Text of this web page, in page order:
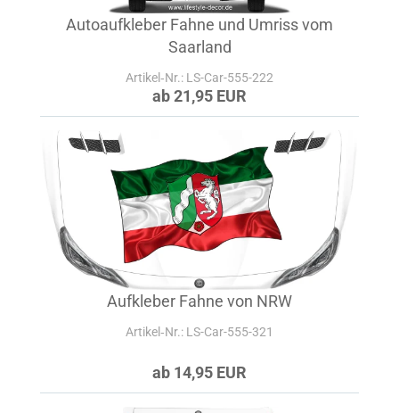
Autoaufkleber Fahne und Umriss vom
Saarland
Artikel‑Nr.: LS-Car-555-222
ab 21,95 EUR
Aufkleber Fahne von NRW
Artikel‑Nr.: LS-Car-555-321
ab 14,95 EUR